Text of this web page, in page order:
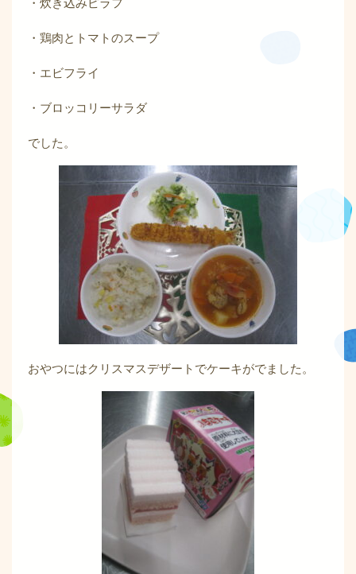
・鶏肉とトマトのスープ
・エビフライ
・ブロッコリーサラダ
でした。
おやつにはクリスマスデザートでケーキがでました。